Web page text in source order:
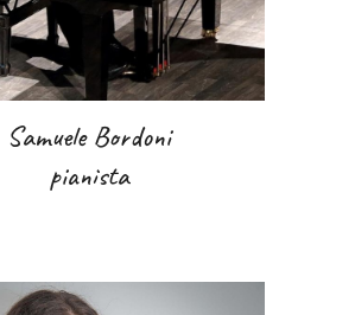
Samuele Bordoni
pianista